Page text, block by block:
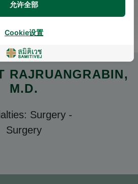
RAJRUANGRABIN ,
M.D.
Surgery -
Surgery
允许全部
Cookie设置